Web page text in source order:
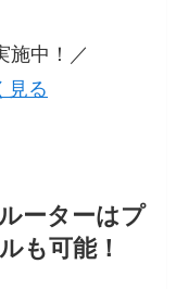
施中！／
見る
ーターはプ
も可能！